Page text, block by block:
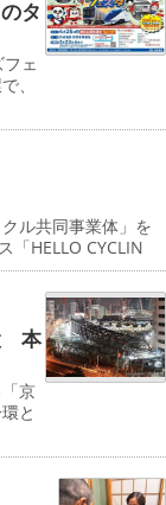
タ
ェ
、
ル共同事業体」を
「HELLO CYCLIN
本
京
と